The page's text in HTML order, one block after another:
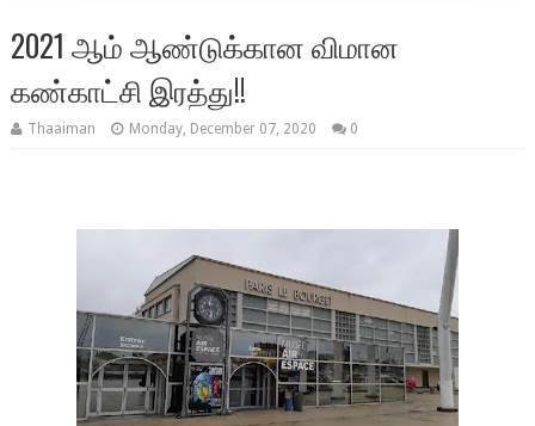
2021 ஆம் ஆண்டுக்கான விமான
கண்காட்சி இரத்து!!
Thaaiman Monday, December 07, 2020 0